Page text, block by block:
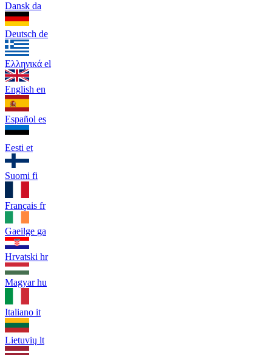
Dansk da
Deutsch de
Ελληνικά el
English en
Español es
Eesti et
Suomi fi
Français fr
Gaeilge ga
Hrvatski hr
Magyar hu
Italiano it
Lietuvių lt